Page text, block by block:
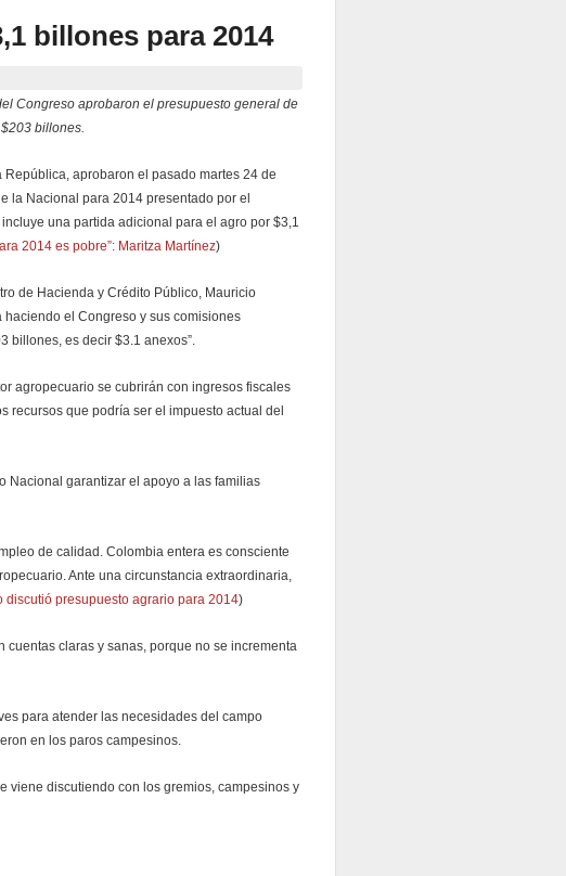
billones para 2014
Congreso aprobaron el presupuesto general de
billones.
aprobaron el pasado martes 24 de
la Nacional para 2014 presentado por el
una partida adicional para el agro por $3,1
2014 es pobre”: Maritza Martínez)
de Hacienda y Crédito Público, Mauricio
el Congreso y sus comisiones
billones, es decir $3.1 anexos”.
agropecuario se cubrirán con ingresos fiscales
recursos que podría ser el impuesto actual del
Nacional garantizar el apoyo a las familias
de calidad. Colombia entera es consciente
Ante una circunstancia extraordinaria,
discutió presupuesto agrario para 2014)
claras y sanas, porque no se incrementa
para atender las necesidades del campo
en los paros campesinos.
viene discutiendo con los gremios, campesinos y